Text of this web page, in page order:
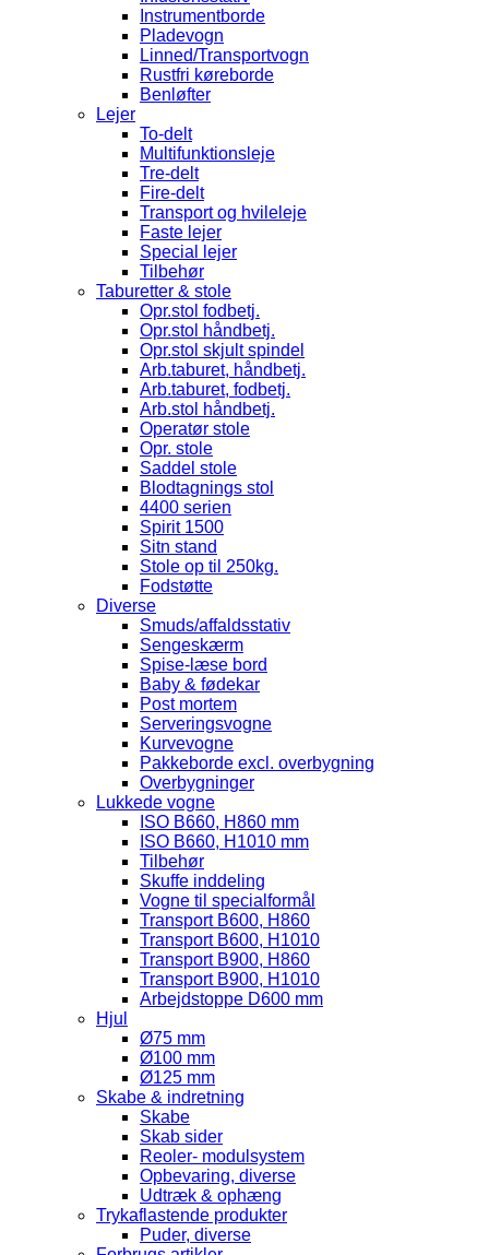
Instrumentborde
Pladevogn
Linned/Transportvogn
Rustfri køreborde
Benløfter
Lejer
To-delt
Multifunktionsleje
Tre-delt
Fire-delt
Transport og hvileleje
Faste lejer
Special lejer
Tilbehør
Taburetter & stole
Opr.stol fodbetj.
Opr.stol håndbetj.
Opr.stol skjult spindel
Arb.taburet, håndbetj.
Arb.taburet, fodbetj.
Arb.stol håndbetj.
Operatør stole
Opr. stole
Saddel stole
Blodtagnings stol
4400 serien
Spirit 1500
Sitn stand
Stole op til 250kg.
Fodstøtte
Diverse
Smuds/affaldsstativ
Sengeskærm
Spise-læse bord
Baby & fødekar
Post mortem
Serveringsvogne
Kurvevogne
Pakkeborde excl. overbygning
Overbygninger
Lukkede vogne
ISO B660, H860 mm
ISO B660, H1010 mm
Tilbehør
Skuffe inddeling
Vogne til specialformål
Transport B600, H860
Transport B600, H1010
Transport B900, H860
Transport B900, H1010
Arbejdstoppe D600 mm
Hjul
Ø75 mm
Ø100 mm
Ø125 mm
Skabe & indretning
Skabe
Skab sider
Reoler- modulsystem
Opbevaring, diverse
Udtræk & ophæng
Trykaflastende produkter
Puder, diverse